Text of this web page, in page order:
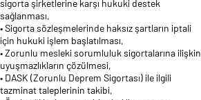
sigorta şirketlerine karşı hukuki destek
sağlanması,
• Sigorta sözleşmelerinde haksız şartların iptali
için hukuki işlem başlatılması,
• Zorunlu mesleki sorumluluk sigortalarına ilişkin
uyuşmazlıkların çözülmesi,
• DASK (Zorunlu Deprem Sigortası) ile ilgili
tazminat taleplerinin takibi,